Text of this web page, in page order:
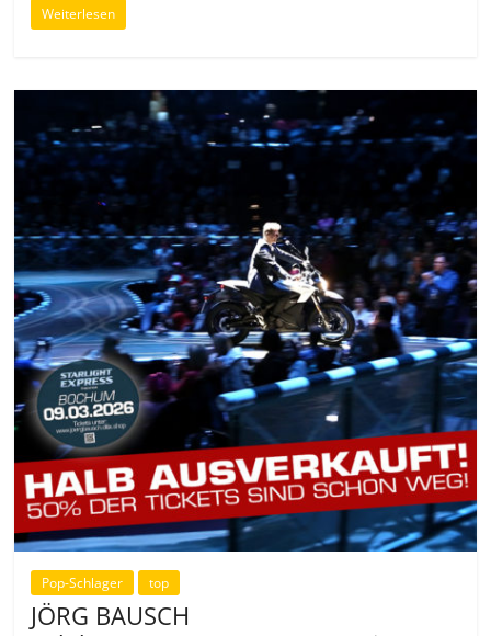
Weiterlesen
Pop-Schlager top
JÖRG BAUSCH